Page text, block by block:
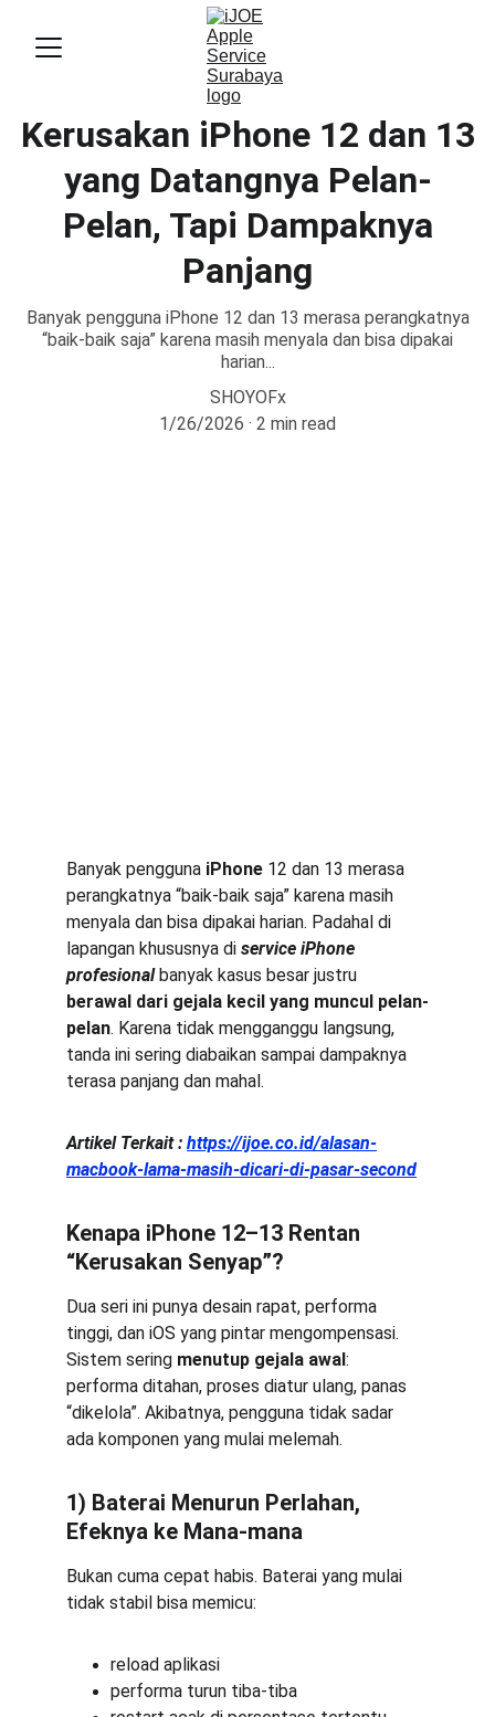
Kerusakan iPhone 12 dan 13
yang Datangnya Pelan-
Pelan, Tapi Dampaknya
Panjang
Banyak pengguna iPhone 12 dan 13 merasa perangkatnya
“baik-baik saja” karena masih menyala dan bisa dipakai
harian...
SHOYOFx
1/26/2026
2 min read
Banyak pengguna iPhone 12 dan 13 merasa
perangkatnya “baik-baik saja” karena masih
menyala dan bisa dipakai harian. Padahal di
lapangan khususnya di service iPhone
profesional banyak kasus besar justru
berawal dari gejala kecil yang muncul pelan-
pelan. Karena tidak mengganggu langsung,
tanda ini sering diabaikan sampai dampaknya
terasa panjang dan mahal.
Artikel Terkait : https://ijoe.co.id/alasan-
macbook-lama-masih-dicari-di-pasar-second
Kenapa iPhone 12–13 Rentan
“Kerusakan Senyap”?
Dua seri ini punya desain rapat, performa
tinggi, dan iOS yang pintar mengompensasi.
Sistem sering menutup gejala awal:
performa ditahan, proses diatur ulang, panas
“dikelola”. Akibatnya, pengguna tidak sadar
ada komponen yang mulai melemah.
1) Baterai Menurun Perlahan,
Efeknya ke Mana-mana
Bukan cuma cepat habis. Baterai yang mulai
tidak stabil bisa memicu:
reload aplikasi
performa turun tiba-tiba